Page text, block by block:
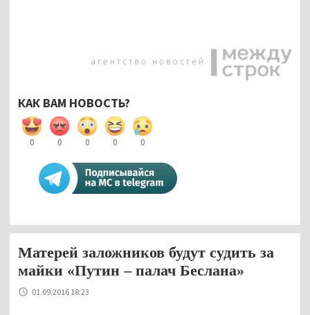
КАК ВАМ НОВОСТЬ?
0 0 0 0 0
Матерей заложников будут судить за
майки «Путин – палач Беслана»
01.09.2016 18:23